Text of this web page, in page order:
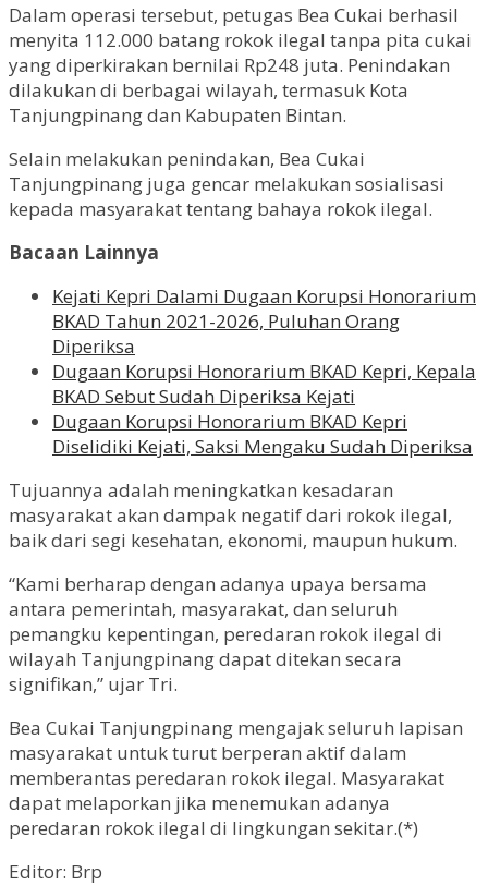
Dalam operasi tersebut, petugas Bea Cukai berhasil
menyita 112.000 batang rokok ilegal tanpa pita cukai
yang diperkirakan bernilai Rp248 juta. Penindakan
dilakukan di berbagai wilayah, termasuk Kota
Tanjungpinang dan Kabupaten Bintan.
Selain melakukan penindakan, Bea Cukai
Tanjungpinang juga gencar melakukan sosialisasi
kepada masyarakat tentang bahaya rokok ilegal.
Bacaan Lainnya
Kejati Kepri Dalami Dugaan Korupsi Honorarium
BKAD Tahun 2021-2026, Puluhan Orang
Diperiksa
Dugaan Korupsi Honorarium BKAD Kepri, Kepala
BKAD Sebut Sudah Diperiksa Kejati
Dugaan Korupsi Honorarium BKAD Kepri
Diselidiki Kejati, Saksi Mengaku Sudah Diperiksa
Tujuannya adalah meningkatkan kesadaran
masyarakat akan dampak negatif dari rokok ilegal,
baik dari segi kesehatan, ekonomi, maupun hukum.
“Kami berharap dengan adanya upaya bersama
antara pemerintah, masyarakat, dan seluruh
pemangku kepentingan, peredaran rokok ilegal di
wilayah Tanjungpinang dapat ditekan secara
signifikan,” ujar Tri.
Bea Cukai Tanjungpinang mengajak seluruh lapisan
masyarakat untuk turut berperan aktif dalam
memberantas peredaran rokok ilegal. Masyarakat
dapat melaporkan jika menemukan adanya
peredaran rokok ilegal di lingkungan sekitar.(*)
Editor: Brp